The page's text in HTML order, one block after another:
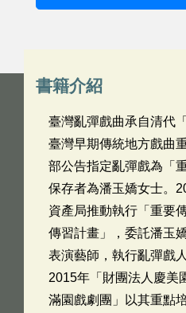
書籍介紹
臺灣亂彈戲曲承自清代
臺灣早期傳統地方戲曲
部公告指定亂彈戲為「
保存者為潘玉嬌女士。
資產局推動執行「重要
傳習計畫」，委託潘玉
表演藝師，執行亂彈戲
2015年「財團法人慶美
滿園戲劇團」以其重點